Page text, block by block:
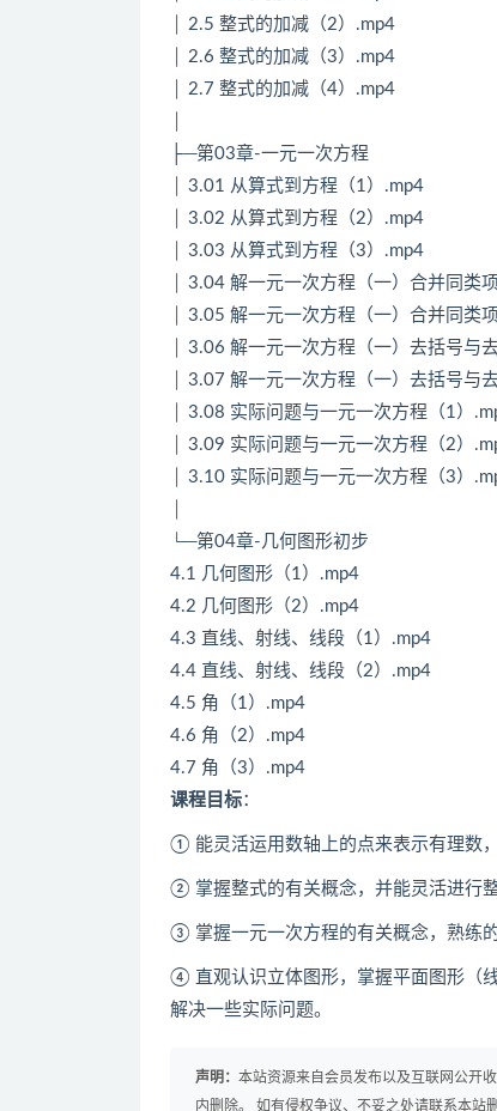
│ 2.5 整式的加减（2）.mp4
│ 2.6 整式的加减（3）.mp4
│ 2.7 整式的加减（4）.mp4
├─第03章-一元一次方程
│ 3.01 从算式到方程（1）.mp4
│ 3.02 从算式到方程（2）.mp4
│ 3.03 从算式到方程（3）.mp4
│ 3.04 解一元一次方程（一）合并同类
│ 3.05 解一元一次方程（一）合并同类
│ 3.06 解一元一次方程（一）去括号与
│ 3.07 解一元一次方程（一）去括号与
│ 3.08 实际问题与一元一次方程（1）
│ 3.09 实际问题与一元一次方程（2）
│ 3.10 实际问题与一元一次方程（3）
└─第04章-几何图形初步
4.1 几何图形（1）.mp4
4.2 几何图形（2）.mp4
4.3 直线、射线、线段（1）.mp4
4.4 直线、射线、线段（2）.mp4
4.5 角（1）.mp4
4.6 角（2）.mp4
4.7 角（3）.mp4
课程目标：
① 能灵活运用数轴上的点来表示有理数
② 掌握整式的有关概念，并能灵活进行整
③ 掌握一元一次方程的有关概念，熟练
④ 直观认识立体图形，掌握平面图形（
解决一些实际问题。
声明： 本站资源来自会员发布以及互联网公开
内删除。 如有侵权争议、不妥之处请联系本站